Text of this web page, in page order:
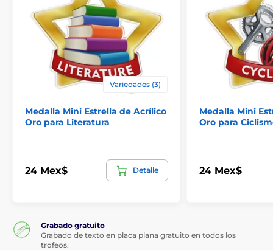
Variedades (3)
Medalla Mini Estrella de Acrílico
Oro para Literatura
24 Mex$ Detalle
Medalla Mini
Oro para
24 Mex$
Grabado gratuito
Grabado de texto en placa plana gratuito en todos los
trofeos.